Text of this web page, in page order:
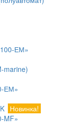
ЕМ»
marine)
ЕМ»
Новинка!
MF»